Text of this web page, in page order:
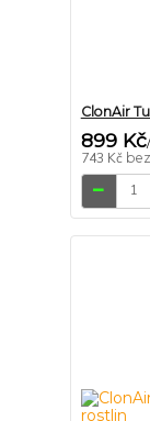
ClonAir
899 Kč/
743 Kč